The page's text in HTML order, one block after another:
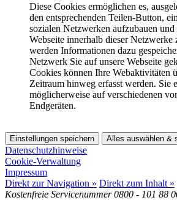
Diese Cookies ermöglichen es,
den entsprechenden Teilen-Button,
sozialen Netzwerken aufzubauen und
Webseite innerhalb dieser
werden Informationen dazu
Netzwerk Sie auf unsere Webseite
Cookies können Ihre Webaktivitäten
Zeitraum hinweg erfasst werden. Sie
möglicherweise auf verschiedenen
Endgeräten.
Einstellungen speichern Alles auswählen &
Datenschutzhinweise
Cookie-Verwaltung
Impressum
Direkt zur Navigation » Direkt zum Inhalt »
Kostenfreie Servicenummer0800 - 101 88